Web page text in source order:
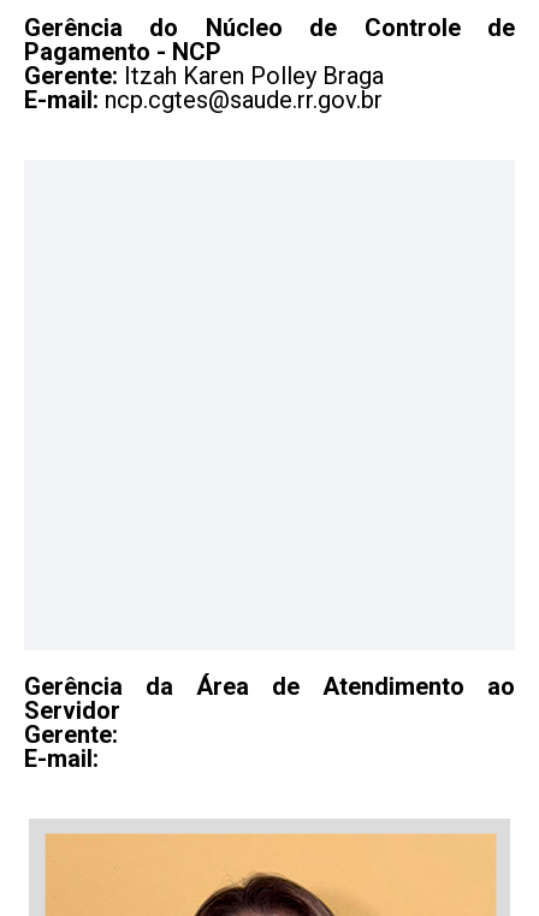
Gerência do Núcleo de Controle de
Pagamento - NCP
Gerente: Itzah Karen Polley Braga
E-mail: ncp.cgtes@saude.rr.gov.br
Gerência da Área de Atendimento ao
Servidor
Gerente:
E-mail: